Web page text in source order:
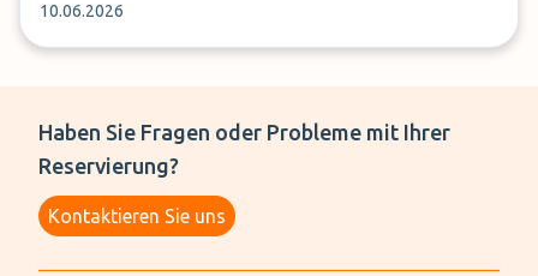
10.06.2026
Haben Sie Fragen oder Probleme mit Ihrer
Reservierung?
Kontaktieren Sie uns